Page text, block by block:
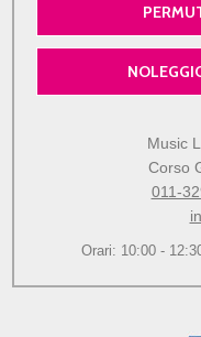
Music
Corso
011-
Orari: 10:00 -